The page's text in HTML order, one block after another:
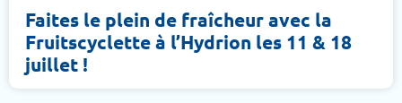
Faites le plein de fraîcheur avec la
Fruitscyclette à l’Hydrion les 11 & 18
juillet !